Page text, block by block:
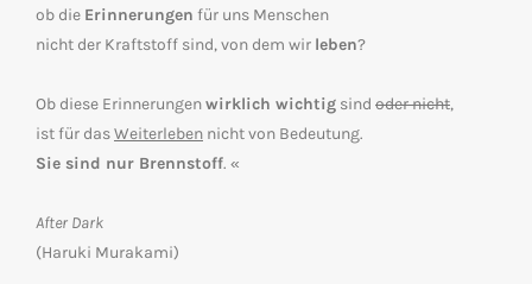
ob die Erinnerungen für uns Menschen
nicht der Kraftstoff sind, von dem wir leben?
Ob diese Erinnerungenwirklich wichtig sind oder nicht,
ist für dasWeiterleben nicht von Bedeutung.
Sie sind nur Brennstoff. «
After Dark
(Haruki Murakami)